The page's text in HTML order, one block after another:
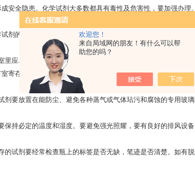
欢迎您！
来自局域网的朋友！有什么可以帮
助您的吗？
安全隐患。化学试剂大多数都具有毒性及危害性，要加强办理。
的一般要求：
应尽量不寄存或少寄存化学试剂，这样既可避免试剂挥发物
寄存化学试剂。
要放置在能防尘、避免各种蒸气或气体玷污和腐蚀的专用玻璃
持必定的温度和湿度。要避免强光照耀，要有良好的排风设备
试剂要经常检查瓶上的标签是否无缺，笔迹是否清楚。如有脱